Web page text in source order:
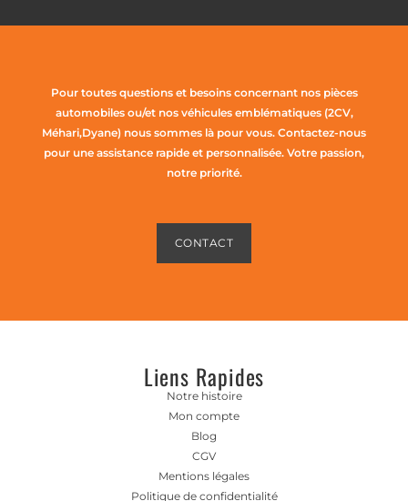
Pour toutes questions et besoins concernant nos pièces
automobiles ou/et nos véhicules emblématiques (2CV,
Méhari,Dyane) nous sommes là pour vous. Contactez-nous
pour une assistance rapide et personnalisée. Votre passion,
notre priorité.
CONTACT
Liens Rapides
Notre histoire
Mon compte
Blog
CGV
Mentions légales
Politique de confidentialité